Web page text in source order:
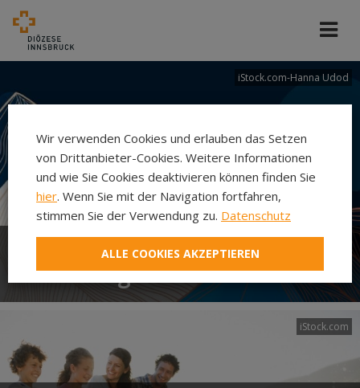
iStock.com-Hanna Udod
Abteilung Ehe und Familie
iStock.com
Wir verwenden Cookies und erlauben das Setzen
von Drittanbieter-Cookies. Weitere Informationen
und wie Sie Cookies deaktivieren können finden Sie
hier. Wenn Sie mit der Navigation fortfahren,
stimmen Sie der Verwendung zu. Datenschutz
ALLE COOKIES AKZEPTIEREN